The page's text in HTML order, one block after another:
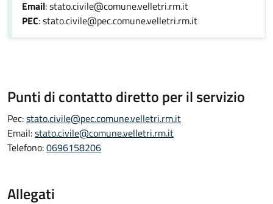
Email: stato.civile@comune.velletri.rm.it
PEC: stato.civile@pec.comune.velletri.rm.it
Punti di contatto diretto per il servizio
Pec:stato.civile@pec.comune.velletri.rm.it
Email:stato.civile@comune.velletri.rm.it
Telefono:0696158206
Allegati